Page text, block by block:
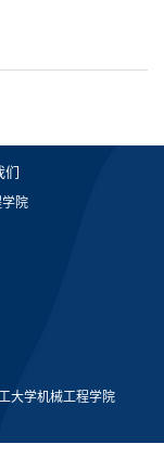
们
院
大学机械工程学院